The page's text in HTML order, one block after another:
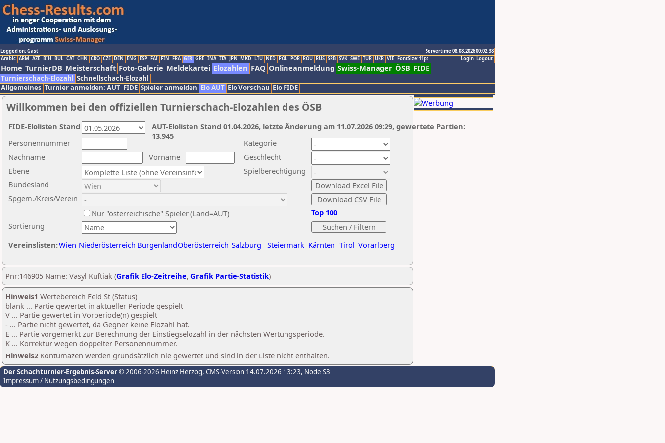
Logged on: Gast
Servertime 08.08.2026 00:02:38
Logout
Login
Arabic ARM AZE BIH BUL CAT CHN CRO CZE DEN ENG ESP FAI FIN FRA GER GRE INA ITA JPN MKD LTU NED POL POR ROU RUS SRB SVK SWE TUR UKR VIE FontSize:11pt
Home TurnierDB Meisterschaft Foto-Galerie Meldekartei Elozahlen FAQ Onlineanmeldung Swiss-Manager ÖSB FIDE
Turnierschach-Elozahl Schnellschach-Elozahl
Allgemeines Turnier anmelden: AUT FIDE Spieler anmelden Elo AUT Elo Vorschau Elo FIDE
Willkommen bei den offiziellen Turnierschach-Elozahlen des ÖSB
Nachname
Vorname
Ebene
Kategorie
Sortierung
Personennummer
Bundesland
Spgem./Kreis/Verein
Geschlecht
Nur "österreichische" Spieler (Land=AUT)
Spielberechtigung
Vereinslisten:Wien Niederösterreich BurgenlandOberösterreich Salzburg Steiermark Kärnten Tirol Vorarlberg
Top 100
AUT-Elolisten Stand 01.04.2026, letzte Änderung am 11.07.2026 09:29, gewertete Partien:
13.945
FIDE-Elolisten Stand
Pnr:146905 Name: Vasyl Kuftiak (Grafik Elo-Zeitreihe, Grafik Partie-Statistik)
Hinweis1 Wertebereich Feld St (Status)
blank ... Partie gewertet in aktueller Periode gespielt
V ... Partie gewertet in Vorperiode(n) gespielt
- ... Partie nicht gewertet, da Gegner keine Elozahl hat.
E ... Partie vorgemerkt zur Berechnung der Einstiegselozahl in der nächsten Wertungsperiode.
K ... Korrektur wegen doppelter Personennummer.
Hinweis2 Kontumazen werden grundsätzlich nie gewertet und sind in der Liste nicht enthalten.
Der Schachturnier-Ergebnis-Server© 2006-2026 Heinz Herzog, CMS-Version 14.07.2026 13:23, Node S3
Impressum / Nutzungsbedingungen